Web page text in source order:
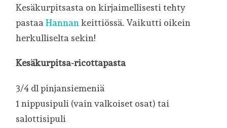
Kesäkurpitsasta on kirjaimellisesti tehty
pastaaHannan keittiössä. Vaikutti oikein
herkulliselta sekin!
Kesäkurpitsa-ricottapasta
3/4 dl pinjansiemeniä
1 nippusipuli (vain valkoiset osat) tai
salottisipuli